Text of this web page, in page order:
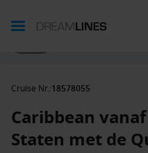
Cruise Nr.:18578055
Caribbean
Staten met de